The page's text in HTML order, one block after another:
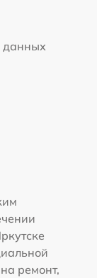
данных
ремонт,